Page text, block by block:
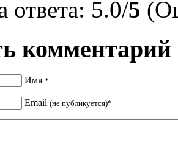
ответа: 5.0/5
комментарий
Имя *
Email (не публикуется)*